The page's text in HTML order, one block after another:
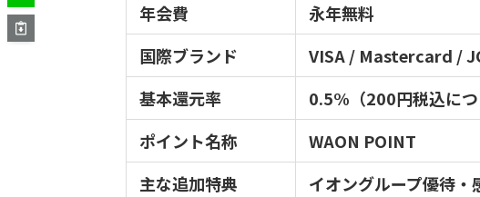
年会費
永年無料
国際ブランド
VISA / Mastercard /
基本還元率
0.5%（200円税込につ
ポイント名称
WAON POINT
主な追加特典
イオングループ優待・